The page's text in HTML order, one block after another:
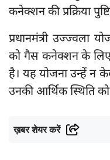
कनेक्शन की प्रक्रिया
प्रधानमंत्री उज्ज्वला
को गैस कनेक्शन के लिए
है। यह योजना उन्हें न
उनकी आर्थिक स्थिति
ख़बर शेयर करें